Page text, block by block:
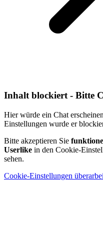
Inhalt blockiert - Bitte
Hier würde ein Chat
Einstellungen wurde er
Bitte akzeptieren Sie
Userlike in den Cookie-
sehen.
Cookie-Einstellungen